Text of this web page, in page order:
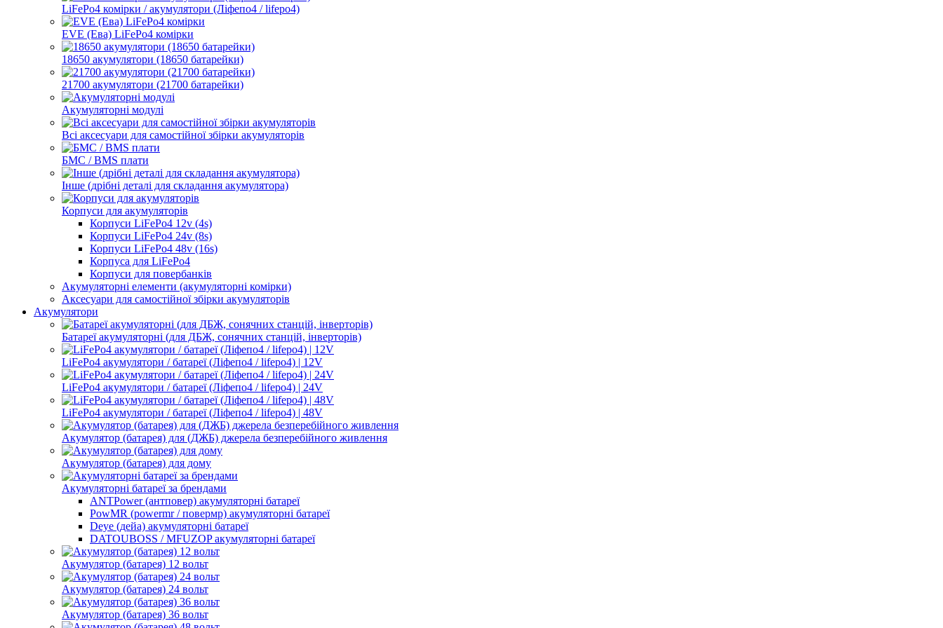
LiFePo4 комірки / акумулятори (Ліфепо4 / lifepo4)
EVE (Ева) LiFePo4 комірки
18650 акумулятори (18650 батарейки)
21700 акумулятори (21700 батарейки)
Акумуляторні модулі
Всі аксесуари для самостійної збірки акумуляторів
БМС / BMS плати
Інше (дрібні деталі для складання акумулятора)
Корпуси для акумуляторів
Корпуси LiFePo4 12v (4s)
Корпуси LiFePo4 24v (8s)
Корпуси LiFePo4 48v (16s)
Корпуса для LiFePo4
Корпуси для повербанків
Акумуляторні елементи (акумуляторні комірки)
Аксесуари для самостійної збірки акумуляторів
Акумулятори
Батареї акумуляторні (для ДБЖ, сонячних станцій, інверторів)
LiFePo4 акумулятори / батареї (Ліфепо4 / lifepo4) | 12V
LiFePo4 акумулятори / батареї (Ліфепо4 / lifepo4) | 24V
LiFePo4 акумулятори / батареї (Ліфепо4 / lifepo4) | 48V
Акумулятор (батарея) для (ДЖБ) джерела безперебійного живлення
Акумулятор (батарея) для дому
Акумуляторні батареї за брендами
ANTPower (антповер) акумуляторні батареї
PowMR (powermr / повермр) акумуляторні батареї
Deye (дейа) акумуляторні батареї
DATOUBOSS / MFUZOP акумуляторні батареї
Акумулятор (батарея) 12 вольт
Акумулятор (батарея) 24 вольт
Акумулятор (батарея) 36 вольт